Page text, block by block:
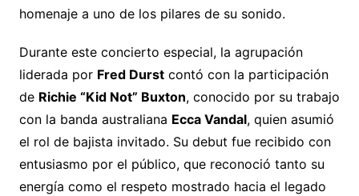
homenaje a uno de los pilares de su sonido.
Durante este concierto especial, la agrupación
liderada por Fred Durstcontó con la participación
de Richie “Kid Not” Buxton, conocido por su trabajo
con la banda australiana Ecca Vandal, quien asumió
el rol de bajista invitado. Su debut fue recibido con
entusiasmo por el público, que reconoció tanto su
energía como el respeto mostrado hacia el legado